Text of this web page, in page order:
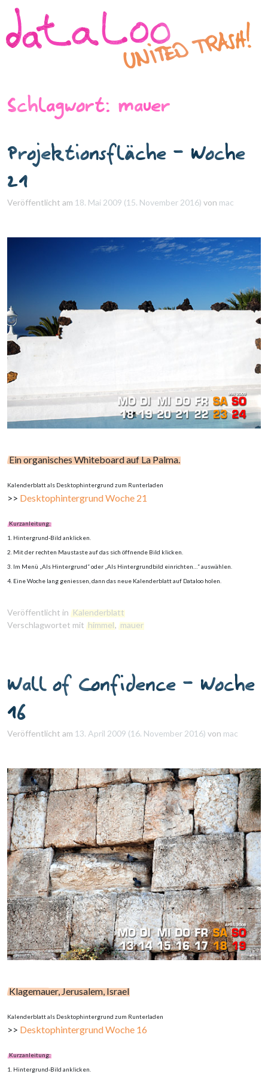
Direkt zum Inhalt wechseln
Schlagwort: mauer
Projektionsfläche – Woche
21
Veröffentlicht am 18. Mai 2009 (15. November 2016) von mac
Ein organisches Whiteboard auf La Palma.
Kalenderblatt als Desktophintergrund zum Runterladen
>> Desktophintergrund Woche 21
Kurzanleitung:
1. Hintergrund-Bild anklicken.
2. Mit der rechten Maustaste auf das sich öffnende Bild klicken.
3. Im Menü „Als Hintergrund“ oder „Als Hintergrundbild einrichten…“ auswählen.
4. Eine Woche lang geniessen, dann das neue Kalenderblatt auf Dataloo holen.
Veröffentlicht in Kalenderblatt
Verschlagwortet mit himmel, mauer
Wall of Confidence – Woche
16
Veröffentlicht am 13. April 2009 (16. November 2016) von mac
Klagemauer, Jerusalem, Israel
Kalenderblatt als Desktophintergrund zum Runterladen
>> Desktophintergrund Woche 16
Kurzanleitung:
1. Hintergrund-Bild anklicken.
Erforderlich
Diese
Cookies sind
für das
Funktionieren
der Website
erforderlich.
Benutzerfreundlichkeit
Damit unserer Blog
während deines Besuchs
so gut wie möglich
funktioniert. Wenn du